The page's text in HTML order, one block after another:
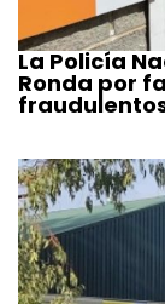
La Policía
Ronda por